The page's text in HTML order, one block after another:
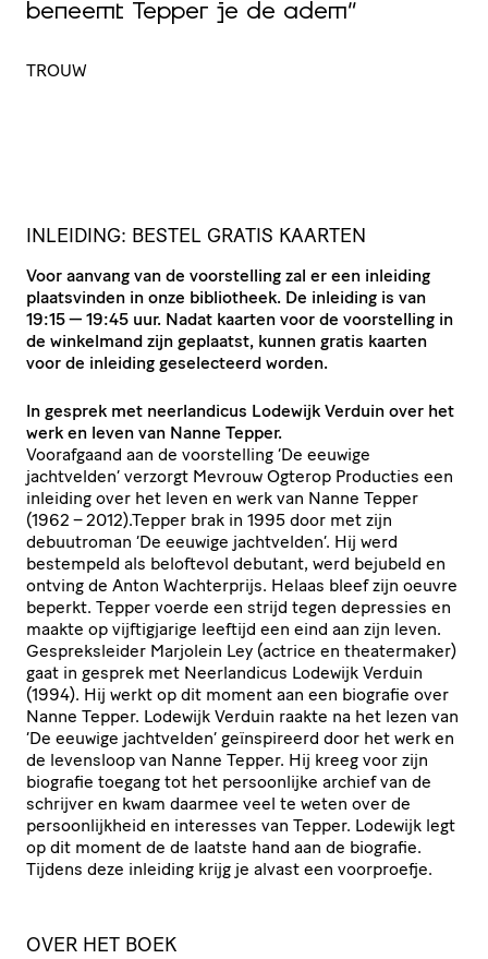
beneemt Tepper je de adem”
TROUW
INLEIDING: BESTEL GRATIS KAARTEN
Voor aanvang van de voor­stel­ling zal er een inleiding
plaats­vinden in onze bibliotheek. De inleiding is van
19:15 — 19:45 uur. Nadat kaarten voor de voor­stel­ling in
de winkelmand zijn geplaatst, kunnen gratis kaarten
voor de inleiding gese­lec­teerd worden.
In gesprek met neer­lan­dicus Lodewijk Verduin over het
werk en leven van Nanne Tepper.
Voorafgaand aan de voor­stel­ling ‘De eeuwige
jachtvelden’ verzorgt Mevrouw Ogterop Producties een
inleiding over het leven en werk van Nanne Tepper
(1962 – 2012).Tepper brak in 1995 door met zijn
debuutroman ‘De eeuwige jachtvelden’. Hij werd
bestempeld als beloftevol debutant, werd bejubeld en
ontving de Anton Wach­ter­prijs. Helaas bleef zijn oeuvre
beperkt. Tepper voerde een strijd tegen depressies en
maakte op vijf­tig­ja­rige leeftijd een eind aan zijn leven.
Gespreks­leider Marjolein Ley (actrice en thea­ter­maker)
gaat in gesprek met Neer­lan­dicus Lodewijk Verduin
(1994). Hij werkt op dit moment aan een biografie over
Nanne Tepper. Lodewijk Verduin raakte na het lezen van
‘De eeuwige jachtvelden’ geïn­spi­reerd door het werk en
de levensloop van Nanne Tepper. Hij kreeg voor zijn
biografie toegang tot het persoon­lijke archief van de
schrijver en kwam daarmee veel te weten over de
persoon­lijk­heid en interesses van Tepper. Lodewijk legt
op dit moment de de laatste hand aan de biografie.
Tijdens deze inleiding krijg je alvast een voorproefje.
OVER HET BOEK